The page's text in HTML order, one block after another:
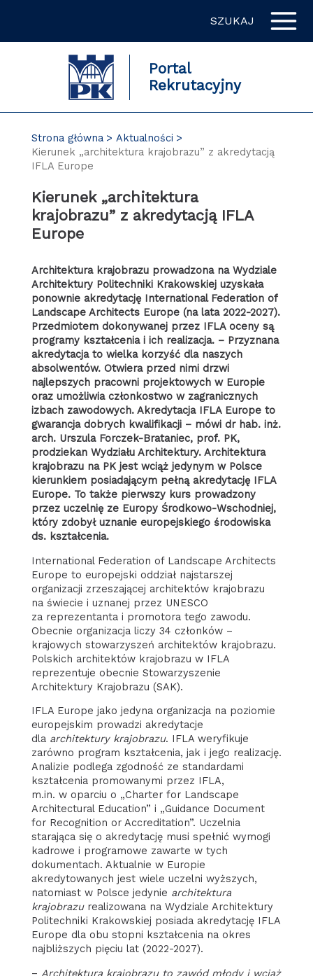
SZUKAJ
Portal
Rekrutacyjny
Strona główna
Aktualności
Kierunek „architektura krajobrazu” z akredytacją
IFLA Europe
Kierunek „architektura
krajobrazu” z akredytacją IFLA
Europe
Architektura krajobrazu prowadzona na Wydziale
Architektury Politechniki Krakowskiej uzyskała
ponownie akredytację International Federation of
Landscape Architects Europe (na lata 2022-2027).
Przedmiotem dokonywanej przez IFLA oceny są
programy kształcenia i ich realizacja. – Przyznana
akredytacja to wielka korzyść dla naszych
absolwentów. Otwiera przed nimi drzwi
najlepszych pracowni projektowych w Europie
oraz umożliwia członkostwo w zagranicznych
izbach zawodowych. Akredytacja IFLA Europe to
gwarancja dobrych kwalifikacji – mówi dr hab. inż.
arch. Urszula Forczek-Brataniec, prof. PK,
prodziekan Wydziału Architektury. Architektura
krajobrazu na PK jest wciąż jedynym w Polsce
kierunkiem posiadającym pełną akredytację IFLA
Europe. To także pierwszy kurs prowadzony
przez uczelnię ze Europy Środkowo-Wschodniej,
który zdobył uznanie europejskiego środowiska
ds. kształcenia.
International Federation of Landscape Architects
Europe to europejski oddział najstarszej
organizacji zrzeszającej architektów krajobrazu
na świecie i uznanej przez UNESCO
za reprezentanta i promotora tego zawodu.
Obecnie organizacja liczy 34 członków –
krajowych stowarzyszeń architektów krajobrazu.
Polskich architektów krajobrazu w IFLA
reprezentuje obecnie Stowarzyszenie
Architektury Krajobrazu (SAK).
IFLA Europe jako jedyna organizacja na poziomie
europejskim prowadzi akredytacje
dla architektury krajobrazu. IFLA weryfikuje
zarówno program kształcenia, jak i jego realizację.
Analizie podlega zgodność ze standardami
kształcenia promowanymi przez IFLA,
m.in. w oparciu o „Charter for Landscape
Architectural Education” i „Guidance Document
for Recognition or Accreditation”. Uczelnia
starająca się o akredytację musi spełnić wymogi
kadrowe i programowe zawarte w tych
dokumentach. Aktualnie w Europie
akredytowanych jest wiele uczelni wyższych,
natomiast w Polsce jedynie architektura
krajobrazurealizowana na Wydziale Architektury
Politechniki Krakowskiej posiada akredytację IFLA
Europe dla obu stopni kształcenia na okres
najbliższych pięciu lat (2022-2027).
– Architektura krajobrazu to zawód młody i wciąż